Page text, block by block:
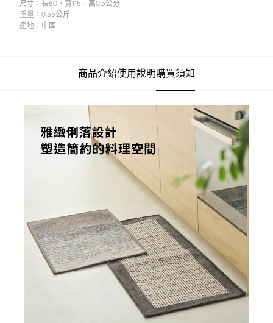
尺寸： 長50，寬115，高0.5公分
重量： 0.55公斤
產地： 中國
商品介紹使用說明購買須知